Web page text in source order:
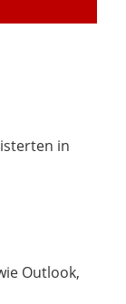
in
Outlook,